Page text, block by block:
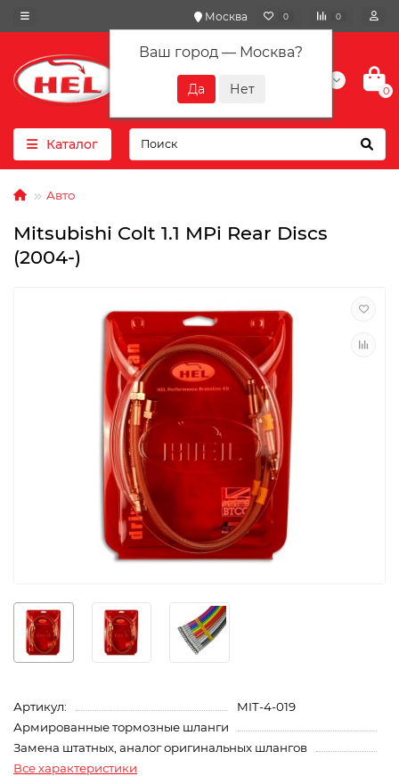
Москва
Ваш город — Москва?
0 0
+7(901) 417-10-01
0
Каталог
Авто
Mitsubishi Colt 1.1 MPi Rear Discs
(2004-)
Артикул:
MIT-4-019
Армированные тормозные шланги
Замена штатных, аналог оригинальных шлангов
Все характеристики